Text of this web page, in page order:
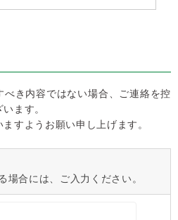
き内容ではない場合、ご連絡を控
ます。
すようお願い申し上げます。
合には、ご入力ください。